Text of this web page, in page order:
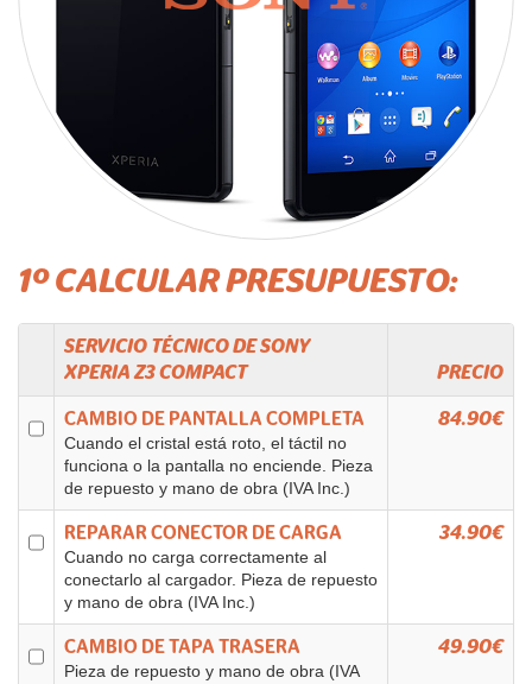
1º CALCULAR PRESUPUESTO:
SERVICIO TÉCNICO DESONY
XPERIA Z3 COMPACT
PRECIO
CAMBIO DE PANTALLA COMPLETA
Cuando el cristal está roto, el táctil no
funciona o la pantalla no enciende. Pieza
de repuesto y mano de obra (IVA Inc.)
84.90€
REPARAR CONECTOR DE CARGA
Cuando no carga correctamente al
conectarlo al cargador. Pieza de repuesto
y mano de obra (IVA Inc.)
34.90€
CAMBIO DE TAPA TRASERA
Pieza de repuesto y mano de obra (IVA
49.90€